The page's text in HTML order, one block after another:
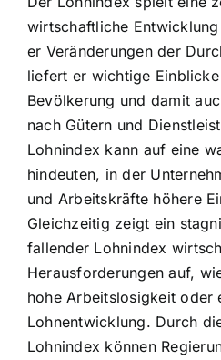
wirtschaftliche
er Veränderungen der
liefert er wichtige
Bevölkerung und damit
nach Gütern und
Lohnindex kann auf eine
hindeuten, in der
und Arbeitskräfte höhere
Gleichzeitig zeigt ein
fallender Lohnindex
Herausforderungen auf,
hohe Arbeitslosigkeit oder
Lohnentwicklung. Durch
Lohnindex können